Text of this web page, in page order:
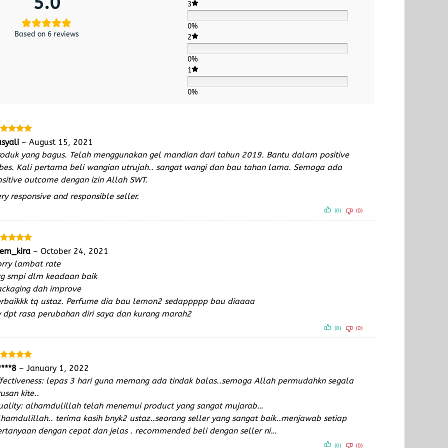
Based on 6 reviews
3
0%
2
0%
1
0%
5
of 5
– August 15, 2021
yang bagus. Telah menggunakan gel mandian dari tahun 2019. Bantu dalam positive
Kali pertama beli wangian utrujah.. sangat wangi dan bau tahan lama. Semoga ada
outcome dengan izin Allah SWT.
responsive and responsible seller.
(0) (0)
5
of 5
– October 24, 2021
lambat rate
smpi dlm keadaan baik
dah improve
tq ustaz. Perfume dia bau lemon2 sedappppp bau diaaaa
dpt rasa perubahan diri saya dan kurang marah2
(0) (0)
5 – January 1, 2022
lepas 3 hari guna memang ada tindak balas..semoga Allah permudahkn segala
kite..
alhamdulillah telah menemui product yang sangat mujarab…
terima kasih bnyk2 ustaz..seorang seller yang sangat baik..menjawab setiap
dengan cepat dan jelas . recommended beli dengan seller ni…
(0) (0)